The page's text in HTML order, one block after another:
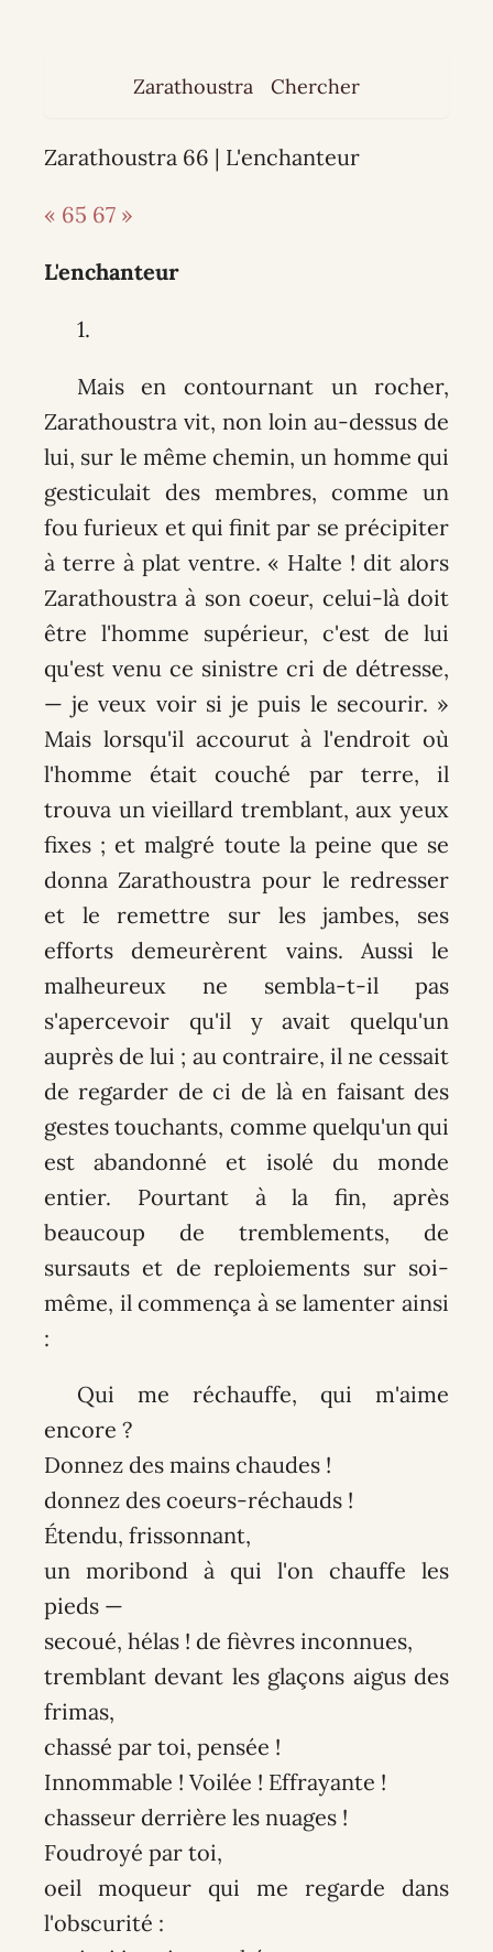
Zarathoustra Chercher
Zarathoustra 66 | L'enchanteur
« 65 67 »
L'enchanteur
1.
Mais en contournant un rocher,
Zarathoustra vit, non loin au-dessus de
lui, sur le même chemin, un homme qui
gesticulait des membres, comme un
fou furieux et qui finit par se précipiter
à terre à plat ventre. « Halte ! dit alors
Zarathoustra à son coeur, celui-là doit
être l'homme supérieur, c'est de lui
qu'est venu ce sinistre cri de détresse,
— je veux voir si je puis le secourir. »
Mais lorsqu'il accourut à l'endroit où
l'homme était couché par terre, il
trouva un vieillard tremblant, aux yeux
fixes ; et malgré toute la peine que se
donna Zarathoustra pour le redresser
et le remettre sur les jambes, ses
efforts demeurèrent vains. Aussi le
malheureux ne sembla-t-il pas
s'apercevoir qu'il y avait quelqu'un
auprès de lui ; au contraire, il ne cessait
de regarder de ci de là en faisant des
gestes touchants, comme quelqu'un qui
est abandonné et isolé du monde
entier. Pourtant à la fin, après
beaucoup de tremblements, de
sursauts et de reploiements sur soi-
même, il commença à se lamenter ainsi
:
Qui me réchauffe, qui m'aime
encore ?
Donnez des mains chaudes !
donnez des coeurs-réchauds !
Étendu, frissonnant,
un moribond à qui l'on chauffe les
pieds —
secoué, hélas ! de fièvres inconnues,
tremblant devant les glaçons aigus des
frimas,
chassé par toi, pensée !
Innommable ! Voilée ! Effrayante !
chasseur derrière les nuages !
Foudroyé par toi,
oeil moqueur qui me regarde dans
l'obscurité :